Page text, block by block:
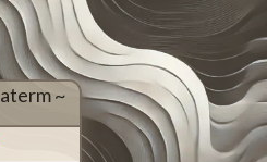
aterm ~